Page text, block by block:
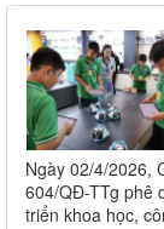
Ngày 02/4/2026,
604/QĐ-TTg phê
triển khoa học,